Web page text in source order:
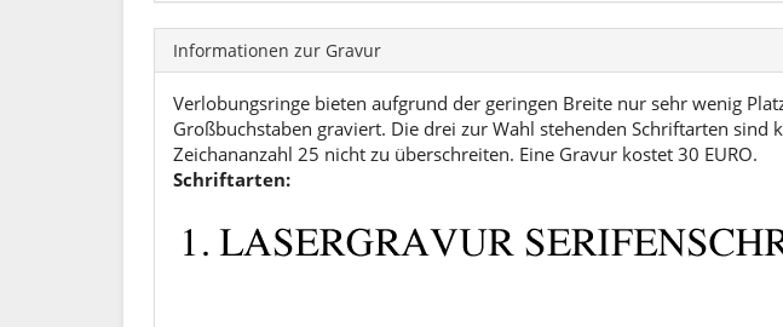
Informationen zur Gravur
Verlobungsringe bieten aufgrund der geringen Breite nur sehr wenig
Großbuchstaben graviert. Die drei zur Wahl stehenden Schriftarten
Zeichananzahl 25 nicht zu überschreiten. Eine Gravur kostet 30 EURO.
Schriftarten: